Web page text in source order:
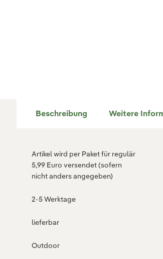
Beschreibung Weitere
Artikel wird per Paket für regulär
5,99 Euro versendet (sofern
nicht anders angegeben)
2-5 Werktage
lieferbar
Outdoor